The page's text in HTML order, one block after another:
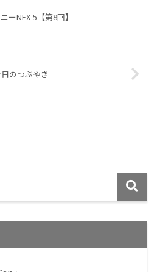
ーNEX-5【第8回】
のつぶやき